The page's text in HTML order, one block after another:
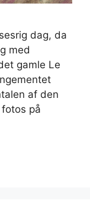
dag, da
med
gamle Le
af den
på